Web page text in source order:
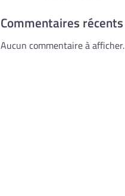
Commentaires récents
Aucun commentaire à afficher.